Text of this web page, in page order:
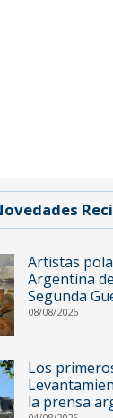
Artistas
Argentina
Segunda
08/08/2026
Los
la prensa